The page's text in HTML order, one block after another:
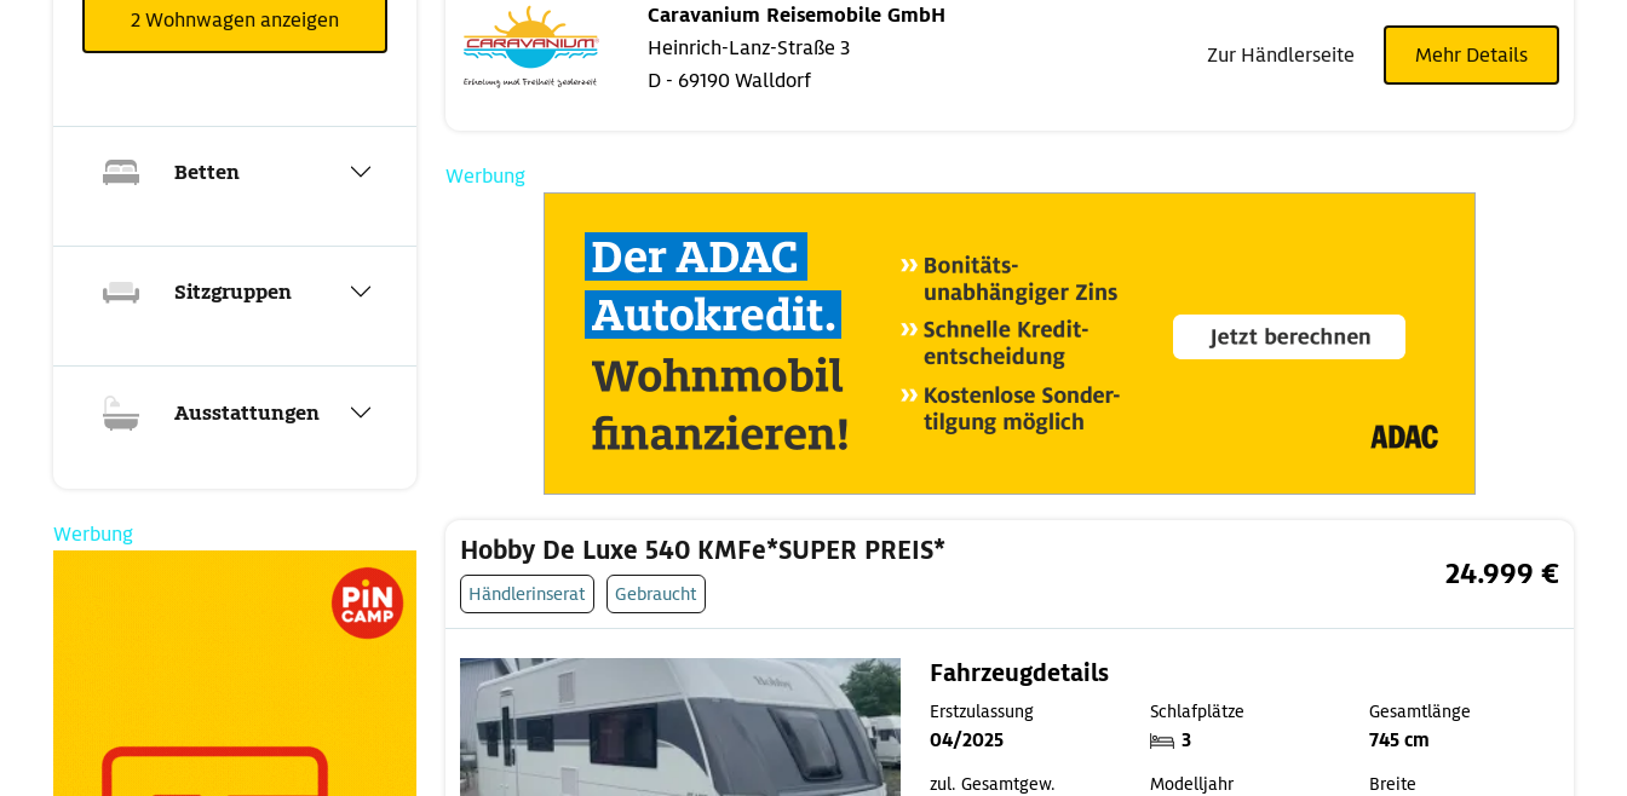
Caravanium Reisemobile GmbH
Heinrich-Lanz-Straße 3
D - 69190 Walldorf
Zur Händlerseite Mehr Details
Werbung
Hobby De Luxe 540 KMFe*SUPER PREIS*
Händlerinserat Gebraucht
24.999 €
Fahrzeugdetails
Erstzulassung
04/2025
Schlafplätze
3
Gesamtlänge
745 cm
zul. Gesamtgew. Modelljahr Breite
2Wohnwagen anzeigen
Betten
Sitzgruppen
Ausstattungen
Werbung